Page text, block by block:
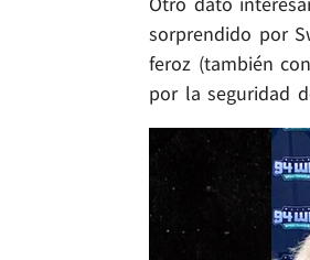
sorprendido por
feroz (también
por la seguridad